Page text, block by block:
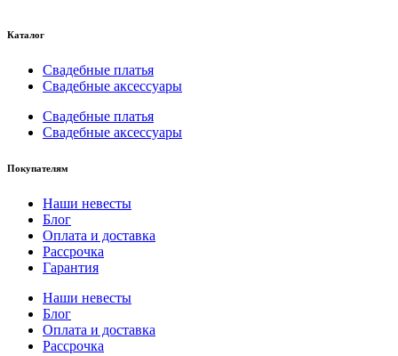
Каталог
Свадебные платья
Свадебные аксессуары
Свадебные платья
Свадебные аксессуары
Покупателям
Наши невесты
Блог
Оплата и доставка
Рассрочка
Гарантия
Наши невесты
Блог
Оплата и доставка
Рассрочка